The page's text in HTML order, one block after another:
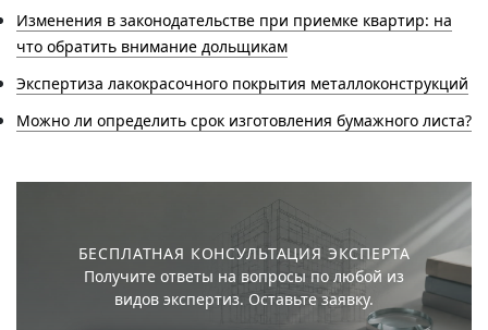
Изменения в законодательстве при приемке квартир: на
что обратить внимание дольщикам
Экспертиза лакокрасочного покрытия металлоконструкций
Можно ли определить срок изготовления бумажного листа?
БЕСПЛАТНАЯ КОНСУЛЬТАЦИЯ ЭКСПЕРТА
Получите ответы на вопросы по любой из
видов экспертиз. Оставьте заявку.